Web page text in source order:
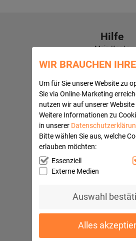
WIR BRAUCHEN
Um für Sie unsere Website zu
Sie via Online-Marketing
nutzen wir auf unserer Website
Weitere Informationen zu
in unserer
Bitte wählen Sie aus, welche
erlauben möchten:
Essenziell
Externe Medien
Auswahl
Alles
Hilfe
Mein Konto
Häufige Fragen
Versandkosten
Quick
AGB
Ihre
Sichere